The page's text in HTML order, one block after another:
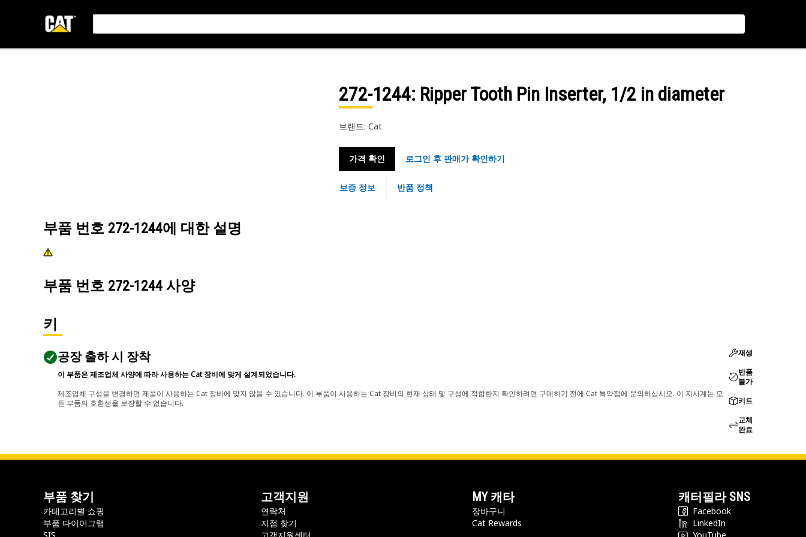
272-1244: Ripper Tooth Pin Inserter, 1/2 in diameter
브랜드: Cat
가격 확인 로그인 후 판매가 확인하기
보증 정보 반품 정책
부품 번호 272-1244에 대한 설명
부품 번호 272-1244 사양
키
공장 출하 시 장착
이 부품은 제조업체 사양에 따라 사용하는 Cat 장비에 맞게 설계되었습니다.
제조업체 구성을 변경하면 제품이 사용하는 Cat 장비에 맞지 않을 수 있습니다. 이 부품이 사용하는 Cat 장비의 현재 상태 및 구성에 적합한지 확인하려면 구매하기 전에 Cat 특약점에 문의하십시오. 이 지시계는 모
든 부품의 호환성을 보장할 수 없습니다.
재생
반품
불가
키트
교체
완료
부품 찾기
카테고리별 쇼핑
부품 다이어그램
고객지원
연락처
지점 찾기
MY 캐타
장바구니
Cat Rewards
캐터필라 SNS
Facebook
LinkedIn